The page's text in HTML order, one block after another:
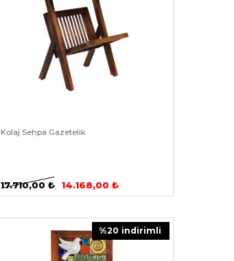
Kolaj Sehpa Gazetelik
17.710,00 ₺ 14.168,00 ₺
%20 i̇ndirimli